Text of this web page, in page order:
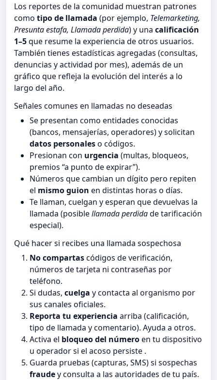
Los reportes de la comunidad muestran patrones
como tipo de llamada (por ejemplo, Telemarketing,
Presunta estafa, Llamada perdida) y una calificación
1–5que resume la experiencia de otros usuarios.
También tienes estadísticas agregadas (consultas,
denuncias y actividad por mes), además de un
gráfico que refleja la evolución del interés a lo
largo del año.
Señales comunes en llamadas no deseadas
Se presentan como entidades conocidas
(bancos, mensajerías, operadores) y solicitan
datos personaleso códigos.
Presionan con urgencia (multas, bloqueos,
premios “a punto de expirar”).
Números que cambian un dígito pero repiten
el mismo guion en distintas horas o días.
Te llaman, cuelgan y esperan que devuelvas la
llamada (posiblellamada perdidade tarificación
especial).
Qué hacer si recibes una llamada sospechosa
No compartascódigos de verificación,
números de tarjeta ni contraseñas por
teléfono.
Si dudas, cuelga y contacta al organismo por
sus canales oficiales.
Reporta tu experiencia arriba (calificación,
tipo de llamada y comentario). Ayuda a otros.
Activa el bloqueo del númeroen tu dispositivo
u operador si el acoso persiste .
Guarda pruebas (capturas, SMS) si sospechas
fraudey consulta a las autoridades de tu país.